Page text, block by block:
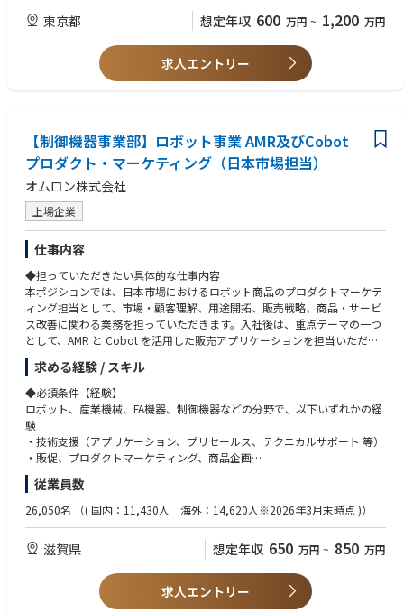
本求人は、COO・副社長直轄のコーポレート組織※に所属する、プラット
その為、会社全体戦略に基づいた施策の企画・実行を行うため、非常に幅
広い視野を養いながらキャリアを形成していくことが可能です。
【業務内容】
＜主な担当領域＞
・2,500万ダウンロードを超える楽天ポイント公式アプリ
・約10年継続している楽天ポイントを特典としたグループ横断キャンペー
ン
・楽天全体や各サービスの戦略を踏まえた新規ユーザー獲得支援
・通信・Fintechなどの戦略領域におけるエコシステムマーケティング支援
＜主な業務内容＞
・エコシステムマーケティング施策・プロダクトの成果向上に向けた企
画・運営・進化
・LLM・AIツールを活用した業務プロセス・ワークフローの設計・実装
・AIおよびLLMを業務に活用した経験（Claude・ChatGPT・Gemini等を用
いたワークフロー改善・自動化・プロンプト設計等）
・人材マネジメント経験
東京都 想定年収 600 万円 ~ 1,200 万円
求人エントリー
【制御機器事業部】ロボット事業 AMR及びCobot
プロダクト・マーケティング（日本市場担当）
オムロン株式会社
上場企業
仕事内容
◆担っていただきたい具体的な仕事内容
本ポジションでは、日本市場におけるロボット商品のプロダクトマーケテ
ィング担当として、市場・顧客理解、用途開拓、販売戦略、商品・サービ
ス改善に関わる業務を担っていただきます。入社後は、重点テーマの一つ
として、AMR と Cobot を活用した販売アプリケーションを担当いただく
予定です。市場や顧客現場の声をもとに、事業として成立する用途、適用
条件、販売アプリケーション、売り方を具体化し、営業、サービス、開
発、パートナーが連携して展開できる状態を目指します。品質保証、サポ
ート範囲、パートナーとの役割分担についても関係者と整理し、日本市場
での展開がよりスムーズに進む状態を作っていただきます。
◆具体的な仕事内容に対しての期待する成果
営業が、ロボット商品を提案すべき用途や条件を判断しやすくなり、顧客
また、営業、サービス、開発、パートナーが共通認識を持って案件を進め
られるようになり、個別対応や手戻りが減ることで、日本市場での展開が
より効率的かつ再現性のある形で進む状態を目指します。
◆使用する開発言語・ソフト・装置/機器等
Microsoft Office（Excel、PowerPoint、Word）を中心に、プロダクトマ
社内の情報共有ツールや製品情報管理システム、必要に応じてロボット商
品の技術資料なども活用します。
求める経験 / スキル
◆必須条件【経験】
ロボット、産業機械、FA機器、制御機器などの分野で、以下いずれかの経
験
・技術支援（アプリケーション、プリセールス、テクニカルサポート 等）
・販促、プロダクトマーケティング、商品企画
・製品やソリューションの市場展開に関わる企画・推進業務
単なる営業活動ではなく、製品やソリューションの内容に踏み込んで仕事
をしてきた経験
◆必須条件【スキル】
英語での業務コミュニケーション力（読み書き・会話）
※流暢さよりも、海外チームと仕様確認、課題共有、優先順位調整、改善
要望、対応方針のすり合わせができるレベルを想定しています。
ロボット・機械・FA機器などの技術内容を理解し、営業・顧客・開発・サ
ービスに対して、分かりやすく説明・議論できる技術理解力
従業員数
26,050名 （( 国内：11,430人 海外：14,620人※2026年3月末時点 )）
滋賀県 想定年収 650 万円 ~ 850 万円
求人エントリー